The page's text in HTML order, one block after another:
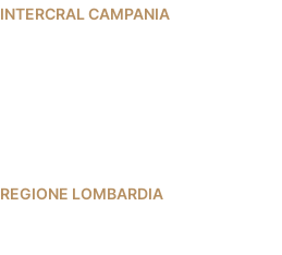
INTERCRAL CAMPANIA
REGIONE LOMBARDIA